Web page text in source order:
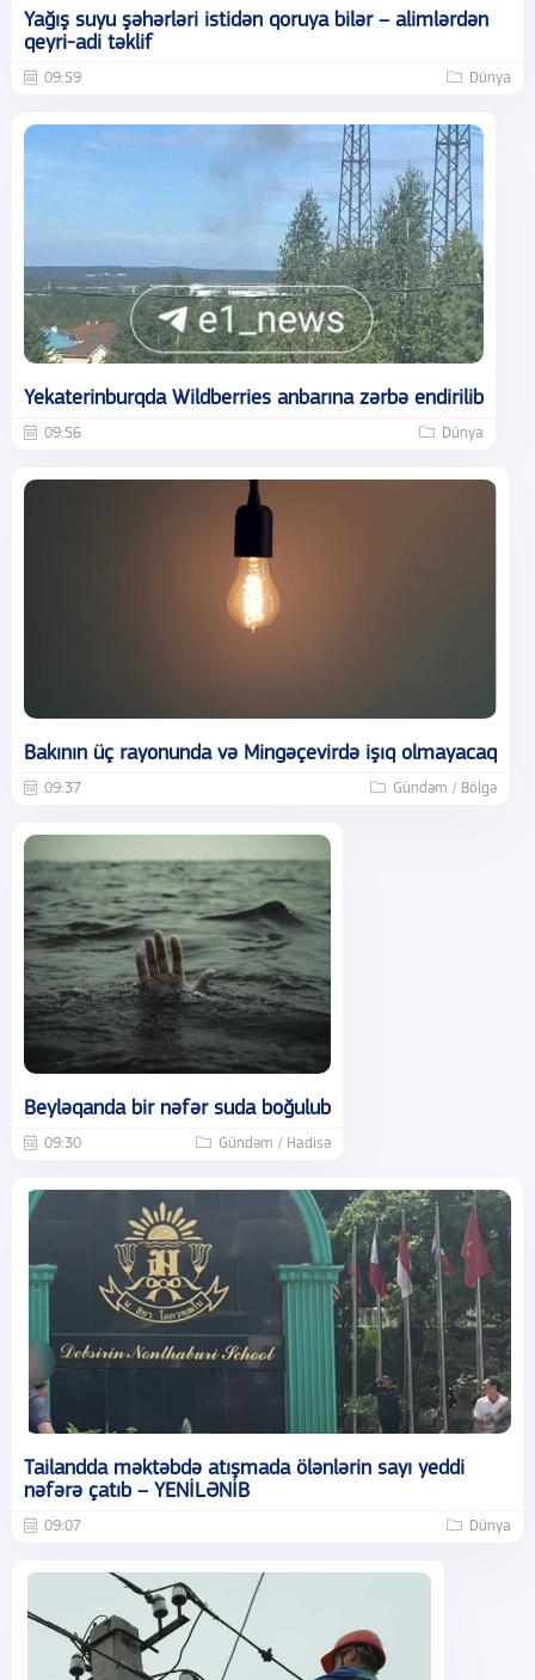
Yağış suyu şəhərləri istidən qoruya bilər – alimlərdən
qeyri-adi təklif
09:59 Dünya
Yekaterinburqda Wildberries anbarına zərbə endirilib
09:56 Dünya
Bakının üç rayonunda və Mingəçevirdə işıq olmayacaq
09:37 Gündəm / Bölgə
Beyləqanda bir nəfər suda boğulub
09:30 Gündəm / Hadisə
Tailandda məktəbdə atışmada ölənlərin sayı yeddi
nəfərə çatıb – YENİLƏNİB
09:07 Dünya